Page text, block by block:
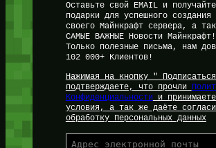
Оставьте свой EMAIL и получайте
подарки для успешного создания
своего Майнкрафт сервера, а
САМЫЕ ВАЖНЫЕ Новости Майнкрафт!
Только полезные письма, нам
102 000+ Клиентов!
Нажимая на кнопку "
подтверждаете, что прочли
Конфиденциальностии
условия, а так же даёте
обработку Персональных Данных